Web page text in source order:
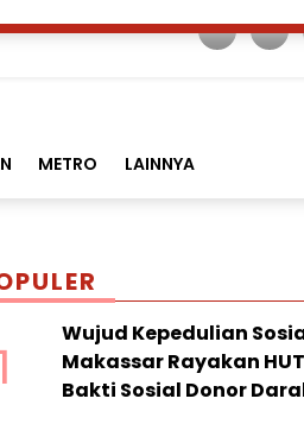
METRO LAINNYA
Wujud Kepedulian
Makassar Rayakan
Bakti Sosial Donor